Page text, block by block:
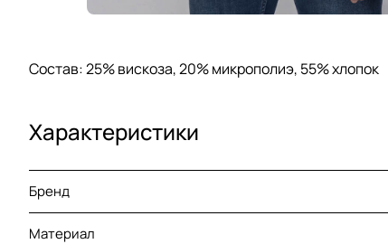
Состав: 25% вискоза, 20% микрополиэ, 55% хлопок
Характеристики
Бренд
Материал